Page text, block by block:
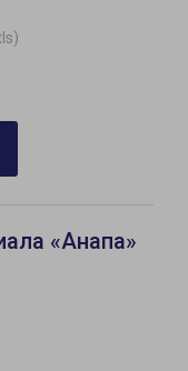
«Анапа»